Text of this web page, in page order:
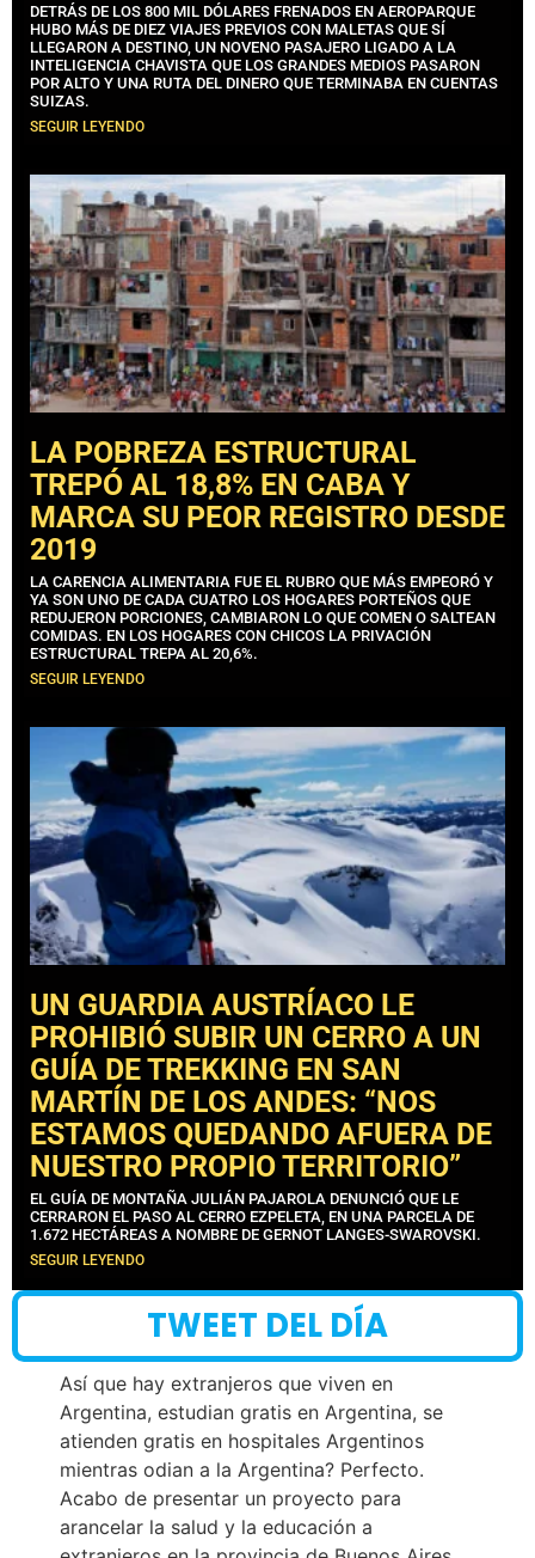
DETRÁS DE LOS 800 MIL DÓLARES FRENADOS EN AEROPARQUE
HUBO MÁS DE DIEZ VIAJES PREVIOS CON MALETAS QUE SÍ
LLEGARON A DESTINO, UN NOVENO PASAJERO LIGADO A LA
INTELIGENCIA CHAVISTA QUE LOS GRANDES MEDIOS PASARON
POR ALTO Y UNA RUTA DEL DINERO QUE TERMINABA EN CUENTAS
SUIZAS.
SEGUIR LEYENDO
LA POBREZA ESTRUCTURAL
TREPÓ AL 18,8% EN CABA Y
MARCA SU PEOR REGISTRO DESDE
2019
LA CARENCIA ALIMENTARIA FUE EL RUBRO QUE MÁS EMPEORÓ Y
YA SON UNO DE CADA CUATRO LOS HOGARES PORTEÑOS QUE
REDUJERON PORCIONES, CAMBIARON LO QUE COMEN O SALTEAN
COMIDAS. EN LOS HOGARES CON CHICOS LA PRIVACIÓN
ESTRUCTURAL TREPA AL 20,6%.
SEGUIR LEYENDO
UN GUARDIA AUSTRÍACO LE
PROHIBIÓ SUBIR UN CERRO A UN
GUÍA DE TREKKING EN SAN
MARTÍN DE LOS ANDES: “NOS
ESTAMOS QUEDANDO AFUERA DE
NUESTRO PROPIO TERRITORIO”
EL GUÍA DE MONTAÑA JULIÁN PAJAROLA DENUNCIÓ QUE LE
CERRARON EL PASO AL CERRO EZPELETA, EN UNA PARCELA DE
1.672 HECTÁREAS A NOMBRE DE GERNOT LANGES-SWAROVSKI.
SEGUIR LEYENDO
TWEET DEL DÍA
Así que hay extranjeros que viven en
Argentina, estudian gratis en Argentina, se
atienden gratis en hospitales Argentinos
mientras odian a la Argentina? Perfecto.
Acabo de presentar un proyecto para
arancelar la salud y la educación a